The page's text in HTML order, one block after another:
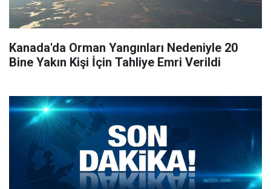
Kanada'da Orman Yangınları Nedeniyle 20
Bine Yakın Kişi İçin Tahliye Emri Verildi